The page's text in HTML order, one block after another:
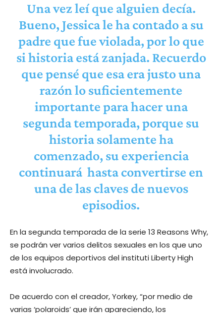
Una vez leí que alguien decía.
Bueno, Jessica le ha contado a su
padre que fue violada, por lo que
si historia está zanjada. Recuerdo
que pensé que esa era justo una
razón lo suficientemente
importante para hacer una
segunda temporada, porque su
historia solamente ha
comenzado, su experiencia
continuará hasta convertirse en
una de las claves de nuevos
episodios.
En la segunda temporada de la serie 13 Reasons Why,
se podrán ver varios delitos sexuales en los que uno
de los equipos deportivos del instituti Liberty High
está involucrado.
De acuerdo con el creador, Yorkey, “por medio de
varias ‘polaroids’ que irán apareciendo, los